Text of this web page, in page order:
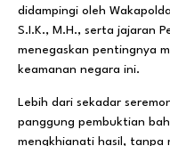
didampingi oleh
S.I.K., M.H., serta jajaran
menegaskan pentingnya
keamanan negara ini.
Lebih dari sekadar
panggung pembuktian
mengkhianati hasil, tanpa